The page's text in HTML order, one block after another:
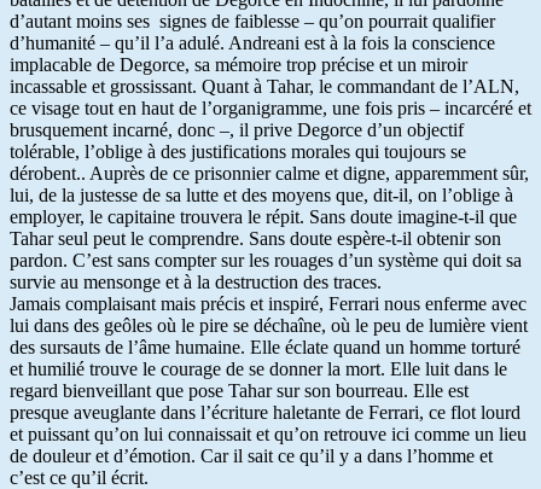
d’autant moins ses signes de faiblesse – qu’on pourrait qualifier
d’humanité – qu’il l’a adulé. Andreani est à la fois la conscience
implacable de Degorce, sa mémoire trop précise et un miroir
incassable et grossissant. Quant à Tahar, le commandant de l’ALN,
ce visage tout en haut de l’organigramme, une fois pris – incarcéré et
brusquement incarné, donc –, il prive Degorce d’un objectif
tolérable, l’oblige à des justifications morales qui toujours se
dérobent.. Auprès de ce prisonnier calme et digne, apparemment sûr,
lui, de la justesse de sa lutte et des moyens que, dit-il, on l’oblige à
employer, le capitaine trouvera le répit. Sans doute imagine-t-il que
Tahar seul peut le comprendre. Sans doute espère-t-il obtenir son
pardon. C’est sans compter sur les rouages d’un système qui doit sa
survie au mensonge et à la destruction des traces.
Jamais complaisant mais précis et inspiré, Ferrari nous enferme avec
lui dans des geôles où le pire se déchaîne, où le peu de lumière vient
des sursauts de l’âme humaine. Elle éclate quand un homme torturé
et humilié trouve le courage de se donner la mort. Elle luit dans le
regard bienveillant que pose Tahar sur son bourreau. Elle est
presque aveuglante dans l’écriture haletante de Ferrari, ce flot lourd
et puissant qu’on lui connaissait et qu’on retrouve ici comme un lieu
de douleur et d’émotion. Car il sait ce qu’il y a dans l’homme et
c’est ce qu’il écrit.